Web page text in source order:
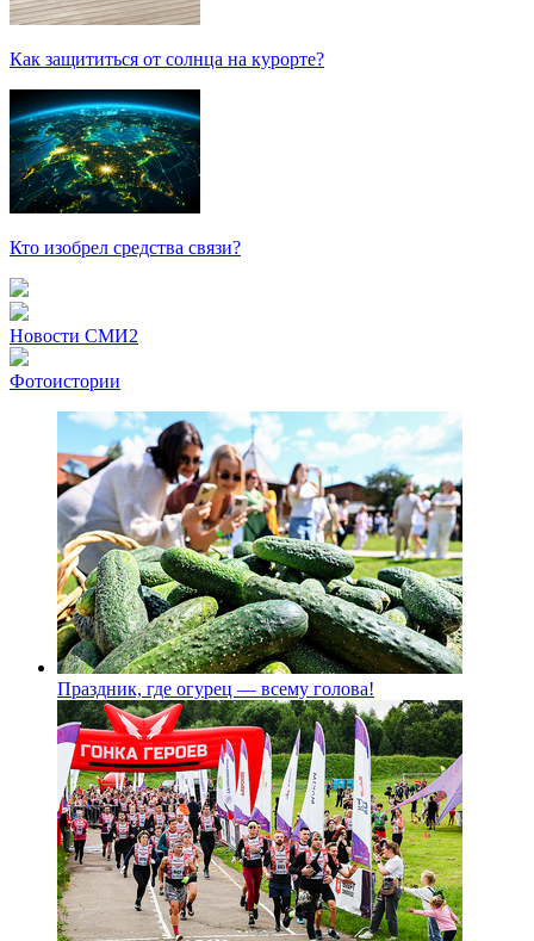
Как защититься от солнца на курорте?
Кто изобрел средства связи?
Новости СМИ2
Фотоистории
Праздник, где огурец — всему голова!